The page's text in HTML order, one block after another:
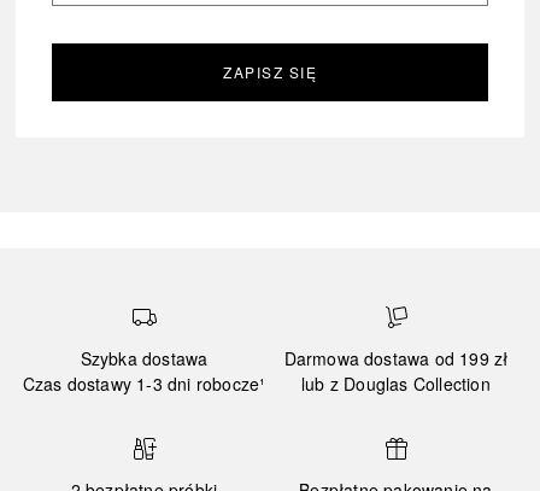
ZAPISZ SIĘ
Szybka dostawa
Czas dostawy 1-3 dni robocze¹
Darmowa dostawa od 199 zł
lub z Douglas Collection